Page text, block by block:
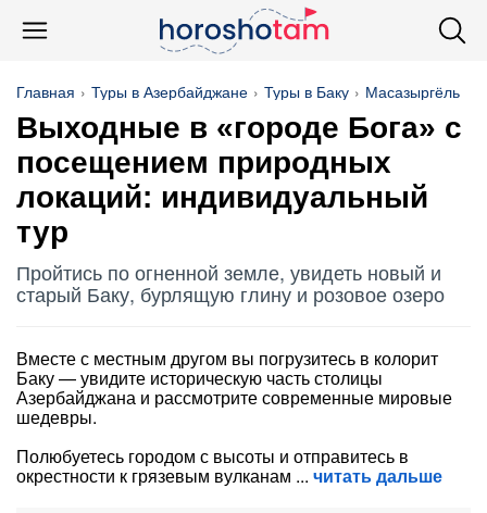
Главная Туры в Азербайджане Туры в Баку Масазыргёль
Выходные в «городе Бога» с
посещением природных
локаций: индивидуальный
тур
Пройтись по огненной земле, увидеть новый и
старый Баку, бурлящую глину и розовое озеро
Вместе с местным другом вы погрузитесь в колорит
Баку — увидите историческую часть столицы
Азербайджана и рассмотрите современные мировые
шедевры.
Полюбуетесь городом с высоты и отправитесь в
окрестности к грязевым вулканам читать дальше